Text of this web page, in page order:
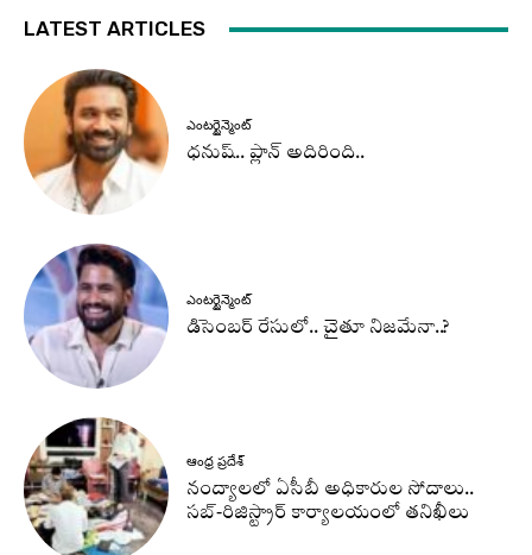
LATEST ARTICLES
ఎంటర్టైన్మెంట్
ధనుష్‌.. ప్లాన్ అదిరింది..
ఎంటర్టైన్మెంట్
డిసెంబర్ రేసులో.. చైతూ నిజమేనా..?
ఆంధ్ర ప్రదేశ్
నంద్యాలలో ఏసీబీ అధికారుల సోదాలు..
సబ్-రిజిస్ట్రార్ కార్యాలయంలో తనిఖీలు